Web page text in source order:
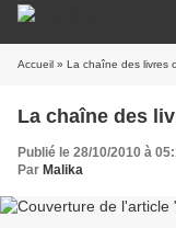
Accueil » La chaîne des livres
La chaîne des
Publié le 28/10/2010 à
Par Malika